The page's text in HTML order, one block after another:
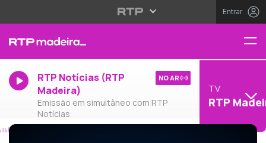
Entrar
RTP Notícias (RTP
Madeira)
Emissão em simultâneo com RTP
Notícias
NO AR
TV
RTP